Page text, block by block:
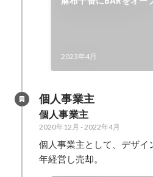
2023年4月
個人事業主
個人事業主
2020年12月 -2022年4月
個人事業主として、デザイ
年経営し売却。